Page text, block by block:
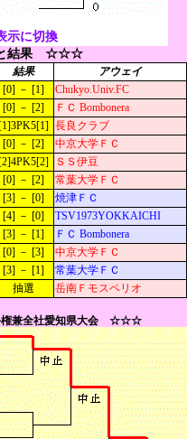
示に切換
結果 ☆☆☆
結果 アウェイ
[0] － [1] Chukyo.Univ.FC
[0] － [2] ＦＣ Bombonera
[1]3PK5[1] 長良クラブ
[0] － [2] 中京大学ＦＣ
[2]4PK5[2] ＳＳ伊豆
[0] － [2] 常葉大学ＦＣ
[3] － [0] 焼津ＦＣ
[4] － [0] TSV1973YOKKAICHI
[3] － [1] ＦＣ Bombonera
[0] － [3] 中京大学ＦＣ
[3] － [1] 常葉大学ＦＣ
抽選 岳南Ｆモスペリオ
兼全社愛知県大会 ☆☆☆